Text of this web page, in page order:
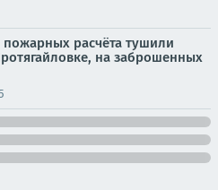
пожарных расчёта тушили
на заброшенных